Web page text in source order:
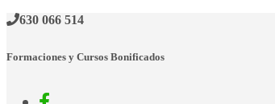
630 066 514
Formaciones y Cursos Bonificados